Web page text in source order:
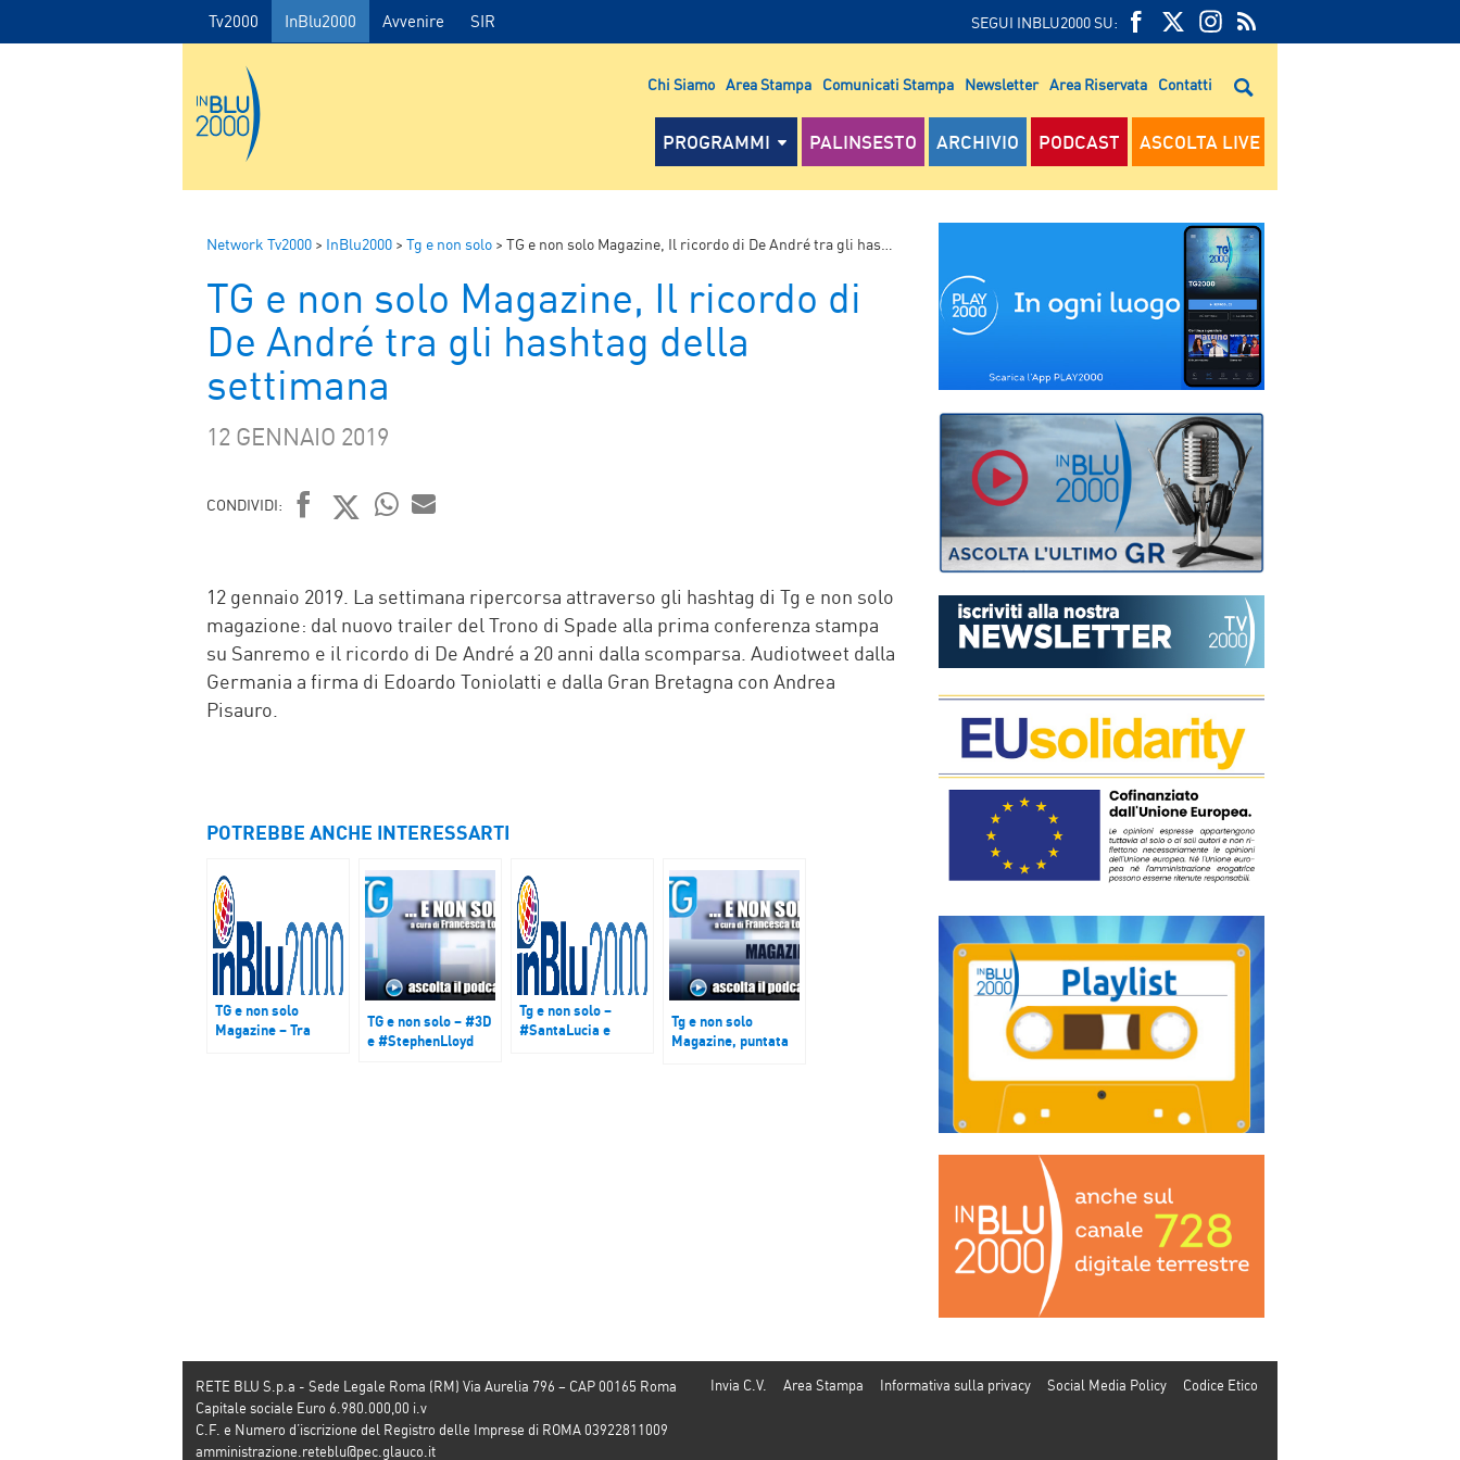
Tv2000 InBlu2000 Avvenire SIR SEGUI INBLU2000 SU:
FEED
RSS
RSS
Chi Siamo Area Stampa Comunicati Stampa Newsletter Area Riservata Contatti
PROGRAMMI PALINSESTO ARCHIVIO PODCAST ASCOLTA LIVE
Network Tv2000 > InBlu2000 > Tg e non solo > TG e non solo Magazine, Il ricordo di De André tra gli hashtag della settimana
TG e non solo Magazine, Il ricordo di
De André tra gli hashtag della
settimana
12 GENNAIO 2019
CONDIVIDI:
12 gennaio 2019. La settimana ripercorsa attraverso gli hashtag di Tg e non solo
magazione: dal nuovo trailer del Trono di Spade alla prima conferenza stampa
su Sanremo e il ricordo di De André a 20 anni dalla scomparsa. Audiotweet dalla
Germania a firma di Edoardo Toniolatti e dalla Gran Bretagna con Andrea
Pisauro.
POTREBBE ANCHE INTERESSARTI
TG e non solo
Magazine – Tra
TG e non solo – #3D
e #StephenLloyd
Tg e non solo –
#SantaLucia e
Tg e non solo
Magazine, puntata
Invia C.V. Area Stampa Informativa sulla privacy Social Media Policy Codice Etico
RETE BLU S.p.a - Sede Legale Roma (RM) Via Aurelia 796 – CAP 00165 Roma
Capitale sociale Euro 6.980.000,00 i.v
C.F. e Numero d’iscrizione del Registro delle Imprese di ROMA 03922811009
amministrazione.reteblu@pec.glauco.it